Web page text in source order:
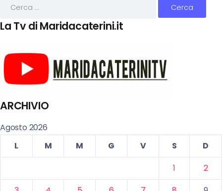
La Tv di Maridacaterini.it
ARCHIVIO
Agosto 2026
L
M M G V S
D
1
2